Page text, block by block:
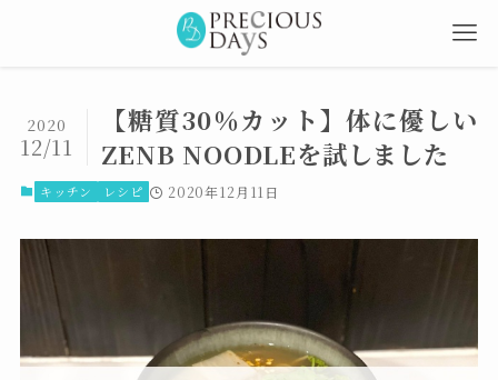
【糖質30％カット】体に優しい
ZENB NOODLEを試しました
2020
12/11
キッチン レシピ 2020年12月11日